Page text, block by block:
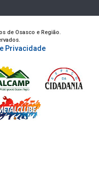
de Osasco e Região.
Privacidade